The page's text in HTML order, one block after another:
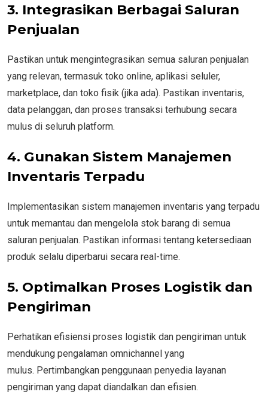
3. Integrasikan Berbagai Saluran
Penjualan
Pastikan untuk mengintegrasikan semua saluran penjualan
yang relevan, termasuk toko online, aplikasi seluler,
marketplace, dan toko fisik (jika ada). Pastikan inventaris,
data pelanggan, dan proses transaksi terhubung secara
mulus di seluruh platform.
4. Gunakan Sistem Manajemen
Inventaris Terpadu
Implementasikan sistem manajemen inventaris yang terpadu
untuk memantau dan mengelola stok barang di semua
saluran penjualan. Pastikan informasi tentang ketersediaan
produk selalu diperbarui secara real-time.
5. Optimalkan Proses Logistik dan
Pengiriman
Perhatikan efisiensi proses logistik dan pengiriman untuk
mendukung pengalaman omnichannel yang
mulus. Pertimbangkan penggunaan penyedia layanan
pengiriman yang dapat diandalkan dan efisien.